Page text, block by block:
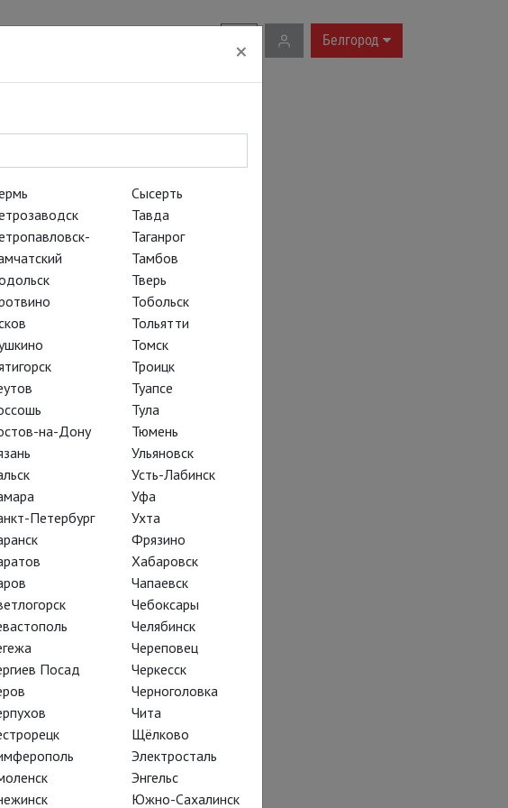
Белгород
×
на-Дону
Петербург
Посад
Сысерть
Тавда
Таганрог
Тамбов
Тверь
Тобольск
Тольятти
Томск
Троицк
Туапсе
Тула
Тюмень
Ульяновск
Усть-Лабинск
Уфа
Ухта
Фрязино
Хабаровск
Чапаевск
Чебоксары
Челябинск
Череповец
Черкесск
Черноголовка
Чита
Щёлково
Электросталь
Энгельс
Южно-Сахалинск